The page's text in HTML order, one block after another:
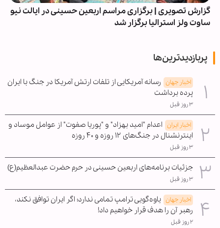
گزارش تصویری | برگزاری مراسم اربعین حسینی در ایالت نیو
ساوت ولز استرالیا برگزار شد
پربازدیدترین‌ها
اخبار جهان رسانه آمریکایی از تلفات ارتش آمریکا در جنگ با ایران
پرده برداشت
۳ روز قبل
اخبار ایران اعدام "امید بهزاد" و "پوریا صفوت" از عوامل موساد و
اینترنشنال در جنگ‌های ۱۲ روزه و ۴۰ روزه
۳ روز قبل
جزئیات برنامه‌های اربعین حسینی در حرم حضرت عبدالعظیم(ع)
۳ روز قبل
اخبار جهان یاوه‌گویی ترامپ تمامی ندارد؛ اگر ایران توافق نکند،
رهبر آن را هدف قرار خواهیم داد!
۲ روز قبل